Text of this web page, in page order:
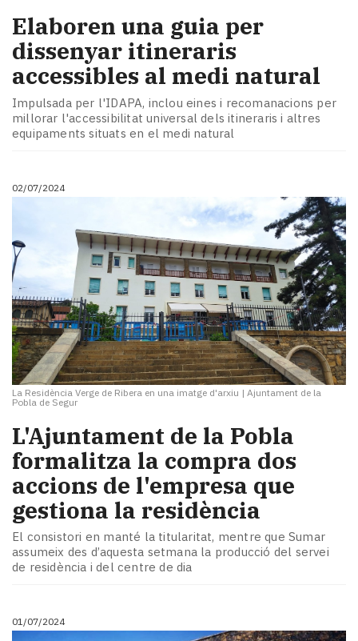
Elaboren una guia per
dissenyar itineraris
accessibles al medi natural
Impulsada per l'IDAPA, inclou eines i recomanacions per
millorar l'accessibilitat universal dels itineraris i altres
equipaments situats en el medi natural
02/07/2024
La Residència Verge de Ribera en una imatge d'arxiu | Ajuntament de la
Pobla de Segur
L'Ajuntament de la Pobla
formalitza la compra dos
accions de l'empresa que
gestiona la residència
El consistori en manté la titularitat, mentre que Sumar
assumeix des d’aquesta setmana la producció del servei
de residència i del centre de dia
01/07/2024